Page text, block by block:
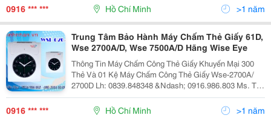
0916 *** *** Hồ Chí Minh >1 năm
Trung Tâm Bảo Hành Máy Chấm Thẻ Giấy 61D,
Wse 2700A/D, Wse 7500A/D Hãng Wise Eye
Thông Tin Máy Chấm Công Thẻ Giấy Khuyến Mại 300
Thẻ Và 01 Kệ Máy Chấm Công Thẻ Giấy Wse-2700A/
2700D Lh: 0839.848348 &Ndash; 0916.986.803 Ms. Thu
Yahoo: Kdminhnhan11 Đặc Điểm Kỹ Thuật - Máy In Kim,
0916 *** *** Hồ Chí Minh >1 năm